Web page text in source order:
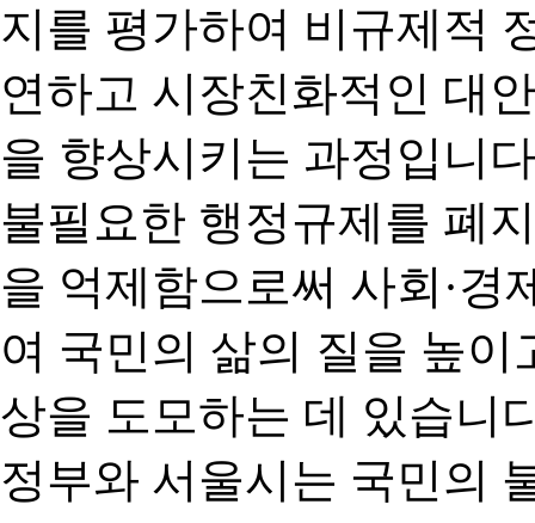
지를 평가하여 비규제적
연하고 시장친화적인 대
을 향상시키는 과정입니
불필요한 행정규제를 폐
을 억제함으로써 사회·경
여 국민의 삶의 질을 높
상을 도모하는 데 있습니
정부와 서울시는 국민의